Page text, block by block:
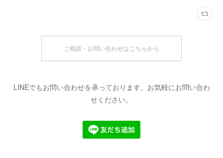
ご相談・お問い合わせはこちらから
LINEでもお問い合わせを承っております。お気軽にお問い合わ
せください。